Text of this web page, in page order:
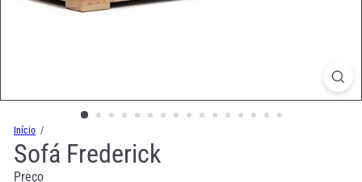
Início
Sofá Frederick
Preço